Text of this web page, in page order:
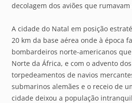
decolagem dos aviões que rumavam
A cidade do Natal em posição
20 km da base aérea onde à época
bombardeiros norte-americanos
Norte da África, e com o advento
torpedeamentos de navios
submarinos alemães e o receio de
cidade deixou a população